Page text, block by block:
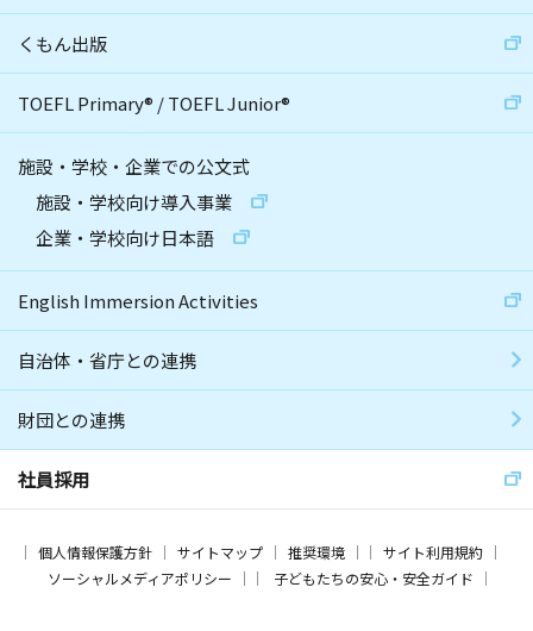
くもん出版
TOEFL Primary® /TOEFL Junior®
施設・学校・企業での公文式
施設・学校向け導入事業
企業・学校向け日本語
English Immersion Activities
自治体・省庁との連携
財団との連携
社員採用
個人情報保護方針 サイトマップ 推奨環境
サイト利用規約
ソーシャルメディアポリシー
子どもたちの安心・安全ガイド